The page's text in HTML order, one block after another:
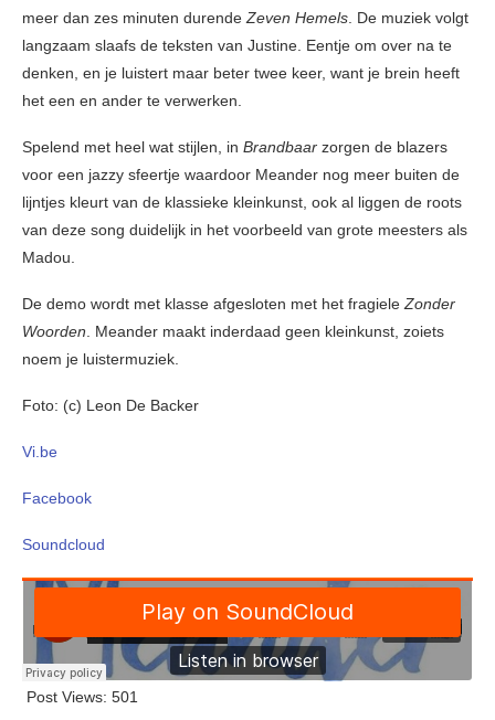
meer dan zes minuten durende Zeven Hemels . De muziek volgt
langzaam slaafs de teksten van Justine. Eentje om over na te
denken, en je luistert maar beter twee keer, want je brein heeft
het een en ander te verwerken.
Spelend met heel wat stijlen, in Brandbaar zorgen de blazers
voor een jazzy sfeertje waardoor Meander nog meer buiten de
lijntjes kleurt van de klassieke kleinkunst, ook al liggen de roots
van deze song duidelijk in het voorbeeld van grote meesters als
Madou.
De demo wordt met klasse afgesloten met het fragiele Zonder
Woorden . Meander maakt inderdaad geen kleinkunst, zoiets
noem je luistermuziek.
Foto: (c) Leon De Backer
Vi.be
Facebook
Soundcloud
Post Views: 501